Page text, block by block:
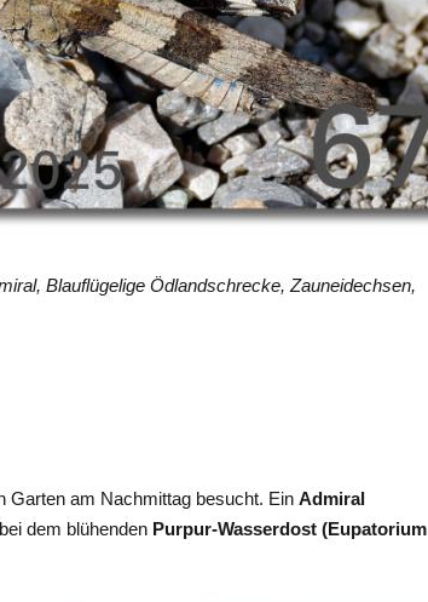
Blauflügelige Ödlandschrecke, Zauneidechsen,
Garten am Nachmittag besucht. Ein Admiral
dem blühenden Purpur-Wasserdost (Eupatorium